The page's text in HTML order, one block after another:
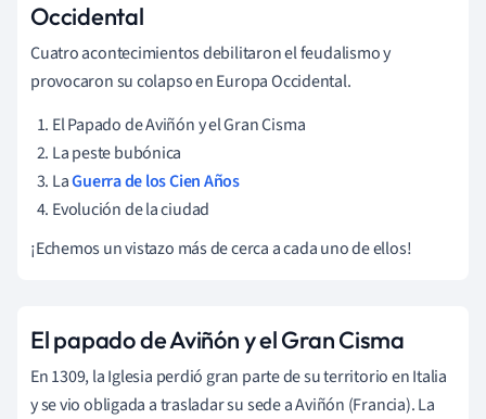
Occidental
Cuatro acontecimientos debilitaron el feudalismo y
provocaron su colapso en Europa Occidental.
El Papado de Aviñón y el Gran Cisma
La peste bubónica
LaGuerra de los Cien Años
Evolución de la ciudad
¡Echemos un vistazo más de cerca a cada uno de ellos!
El papado de Aviñón y el Gran Cisma
En 1309, la Iglesia perdió gran parte de su territorio en Italia
y se vio obligada a trasladar su sede a Aviñón (Francia). La